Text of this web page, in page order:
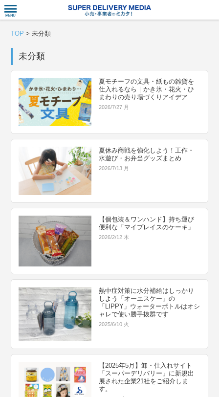
TOP >未分類
未分類
夏モチーフの文具・紙もの雑貨を
仕入れるなら｜かき氷・花火・ひ
まわりの売り場づくりアイデア
2026/7/27 月
夏休み商戦を強化しよう！工作・
水遊び・お弁当グッズまとめ
2026/7/13 月
【個包装＆ワンハンド】持ち運び
便利な「マイプレイスのケーキ」
2026/2/12 木
熱中症対策に水分補給はしっかり
しよう「オーエスケー」の
「LIPPY」ウォーターボトルはオシ
ャレで使い勝手抜群です
2025/6/10 火
【2025年5月】卸・仕入れサイト
「スーパーデリバリー」に新規出
展された企業21社をご紹介しま
す。